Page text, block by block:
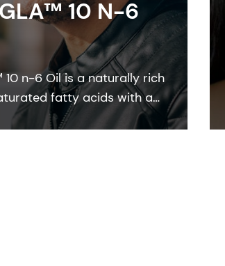
10 N-6
10 n-6 Oil is a naturally rich
fatty acids with a
The active contains